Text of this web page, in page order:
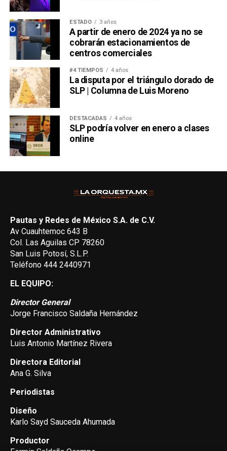
ESTADO 3 años
A partir de enero de 2024 ya no se
cobrarán estacionamientos de
centros comerciales
#4 TIEMPOS 4 años
La disputa por el triángulo dorado de
SLP | Columna de Luis Moreno
DESTACADAS 4 años
SLP podría volver en enero a clases
online
Pautas y Redes de México S.A. de C.V.
Av Cuauhtemoc 643 B
Col. Las Aguilas CP 78260
San Luis Potosí, S.L.P.
Teléfono 444 2440971
EL EQUIPO:
Director General
Jorge Francisco Saldaña Hernández
Director Administrativo
Luis Antonio Martínez Rivera
Directora Editorial
Ana G. Silva
Periodistas
Diseño
Karlo Sayd Sauceda Ahumada
Productor